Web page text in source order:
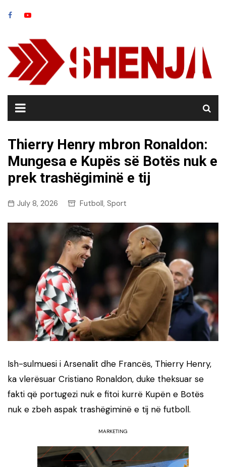
Thierry Henry mbron Ronaldon:
Mungesa e Kupës së Botës nuk e
prek trashëgiminë e tij
July 8, 2026 Futboll, Sport
Ish-sulmuesi i Arsenalit dhe Francës, Thierry Henry,
ka vlerësuar Cristiano Ronaldon, duke theksuar se
fakti që portugezi nuk e fitoi kurrë Kupën e Botës
nuk e zbeh aspak trashëgiminë e tij në futboll.
MARKETING